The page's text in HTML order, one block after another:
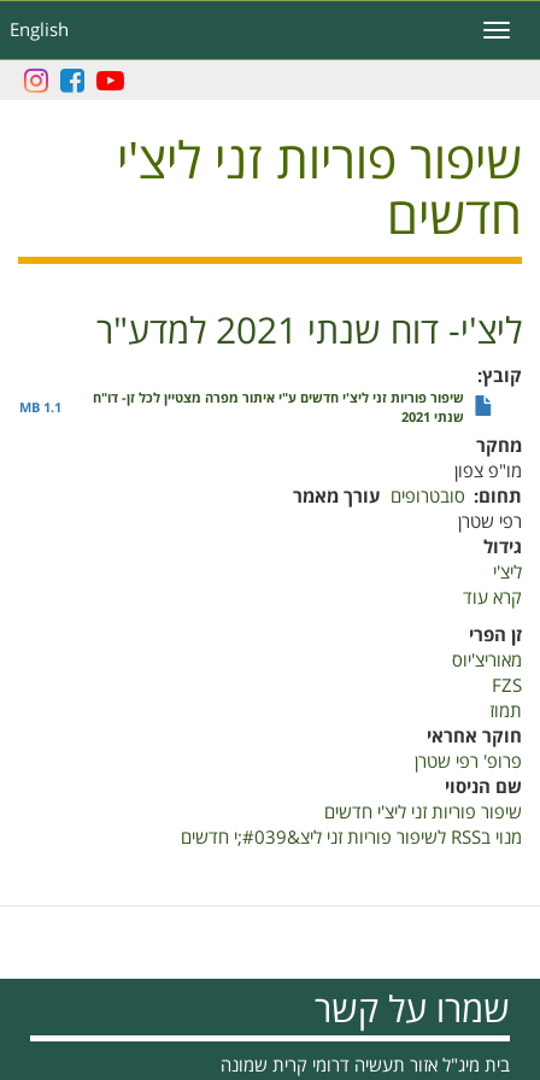
לתוכן
העיקרי
English
Toggle
navigation
שיפור פוריות זני ליצ'י
חדשים
ליצ'י- דוח שנתי 2021 למדע"ר
קובץ
שיפור פוריות זני ליצ'י חדשים ע"י איתור מפרה מצטיין לכל זן- דו"ח
שנתי 2021
1.1 MB
מחקר
מו"פ צפון
תחום סובטרופים עורך מאמר
רפי שטרן
גידול
ליצ'י
קרא עוד
שנתי
זן הפרי
מאוריצ'יוס
FZS
תמוז
חוקר אחראי
פרופ' רפי שטרן
שם הניסוי
שיפור פוריות זני ליצ'י חדשים
מנוי בRSS לשיפור פוריות זני ליצ&#039;י חדשים
שמרו על קשר
בית מיג"ל אזור תעשיה דרומי קרית שמונה